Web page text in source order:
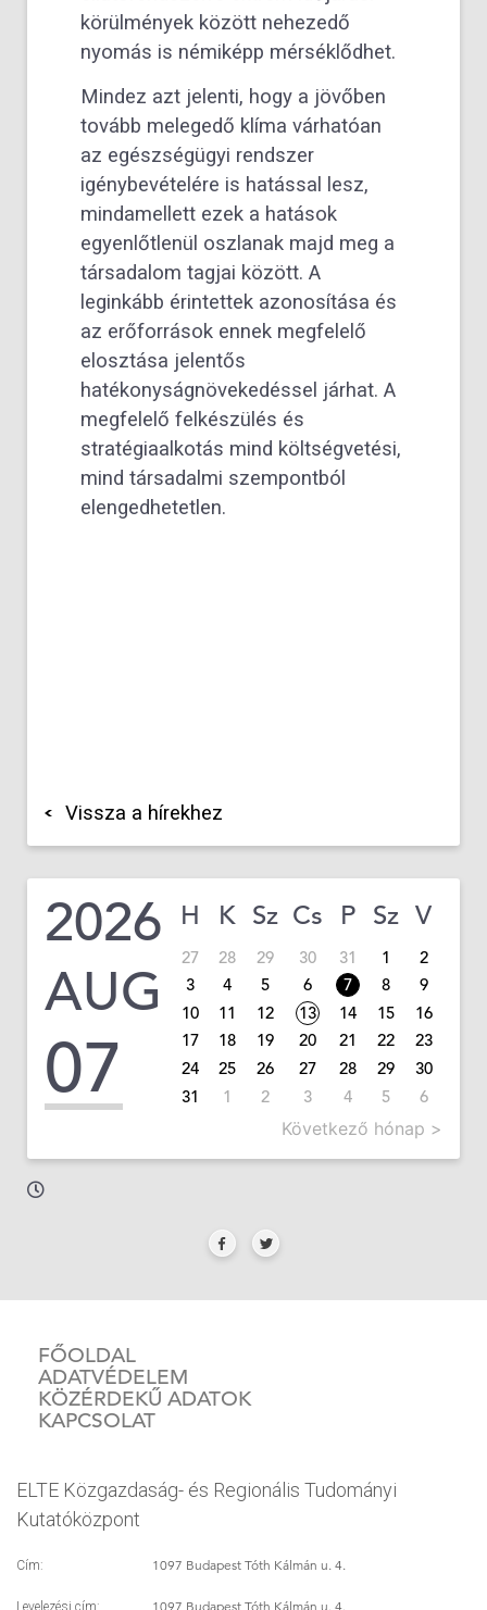
körülmények között nehezedő
nyomás is némiképp mérséklődhet.
Mindez azt jelenti, hogy a jövőben
tovább melegedő klíma várhatóan
az egészségügyi rendszer
igénybevételére is hatással lesz,
mindamellett ezek a hatások
egyenlőtlenül oszlanak majd meg a
társadalom tagjai között. A
leginkább érintettek azonosítása és
az erőforrások ennek megfelelő
elosztása jelentős
hatékonyságnövekedéssel járhat. A
megfelelő felkészülés és
stratégiaalkotás mind költségvetési,
mind társadalmi szempontból
elengedhetetlen.
Vissza a hírekhez
2026
AUG
07
H K Sz Cs P Sz V
27 28 29 30 31 1
2
3
4 5 6 7 8
9
10
11 12 13 14 15
16
17
18 19 20 21 22
23
24
25 26 27 28 29
30
31
1 2 3 4 5 6
Következő hónap >
FŐOLDAL
ADATVÉDELEM
KÖZÉRDEKŰ ADATOK
KAPCSOLAT
ELTE Közgazdaság- és Regionális Tudományi
Kutatóközpont
Cím: 1097 Budapest Tóth Kálmán u. 4.
Levelezési cím: 1097 Budapest Tóth Kálmán u. 4.